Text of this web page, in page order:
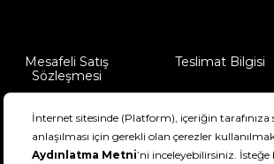
Mesafeli Satış
Sözleşmesi
Teslimat Bilgisi